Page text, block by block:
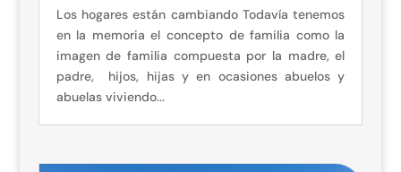
Los hogares están cambiando Todavía tenemos
en la memoria el concepto de familia como la
imagen de familia compuesta por la madre, el
padre, hijos, hijas y en ocasiones abuelos y
abuelas viviendo...